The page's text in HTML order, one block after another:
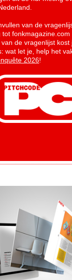
van de
de vragenlijst
wat let je, help het
2026!